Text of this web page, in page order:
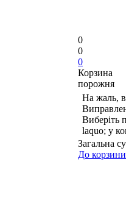
0
0
0
Корзина
порожня
На жаль,
Виберіть
laquo; у
Загальна
До корзини